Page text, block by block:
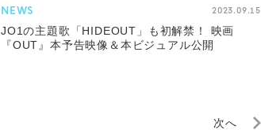
NEWS 2023.09.15
JO1の主題歌「HIDEOUT」も初解禁！ 映画
『OUT』本予告映像＆本ビジュアル公開
次へ